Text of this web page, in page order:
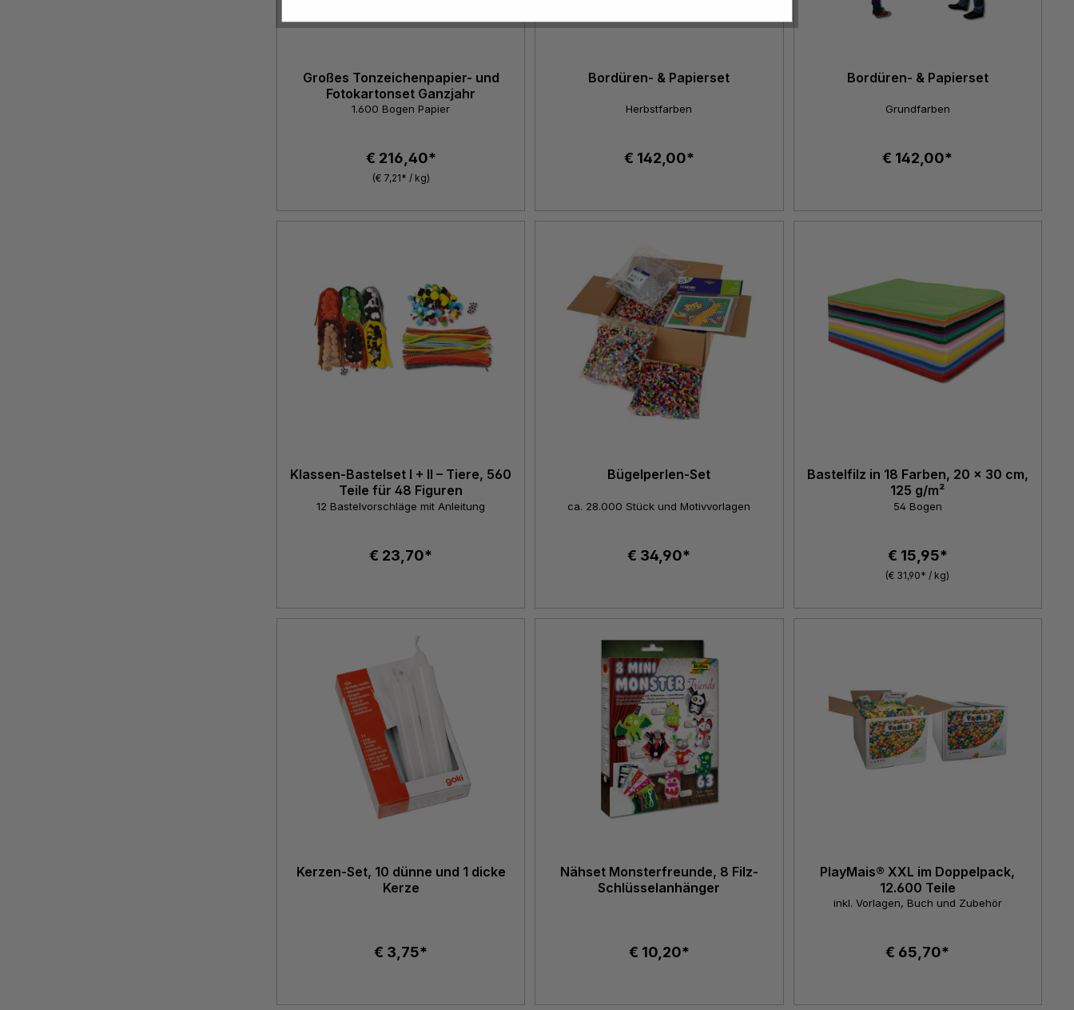
Großes Tonzeichenpapier- und
Fotokartonset Ganzjahr
1.600 Bogen Papier
€ 216,40*
(€ 7,21* / kg)
Bordüren- & Papierset
Herbstfarben
€ 142,00*
Bordüren- & Papierset
Grundfarben
€ 142,00*
Klassen-Bastelset I + II – Tiere, 560
Teile für 48 Figuren
12 Bastelvorschläge mit Anleitung
€ 23,70*
Bügelperlen-Set
ca. 28.000 Stück und Motivvorlagen
€ 34,90*
Bastelfilz in 18 Farben, 20 x 30 cm,
125 g/m²
54 Bogen
€ 15,95*
(€ 31,90* / kg)
Kerzen-Set, 10 dünne und 1 dicke
Kerze
€ 3,75*
Nähset Monsterfreunde, 8 Filz-
Schlüsselanhänger
€ 10,20*
PlayMais® XXL im Doppelpack,
12.600 Teile
inkl. Vorlagen, Buch und Zubehör
€ 65,70*